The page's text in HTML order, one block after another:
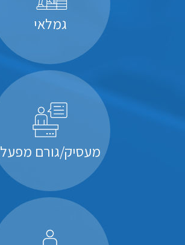
גמלאי
מעסיק/גורם מפעל